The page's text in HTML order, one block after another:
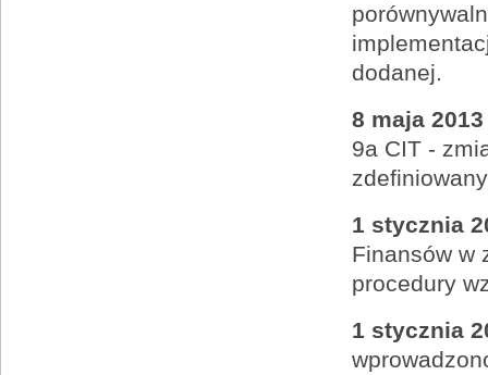
dodanej.
8 maja
9a CIT -
1 stycznia
Finansów w
procedury
1 stycznia